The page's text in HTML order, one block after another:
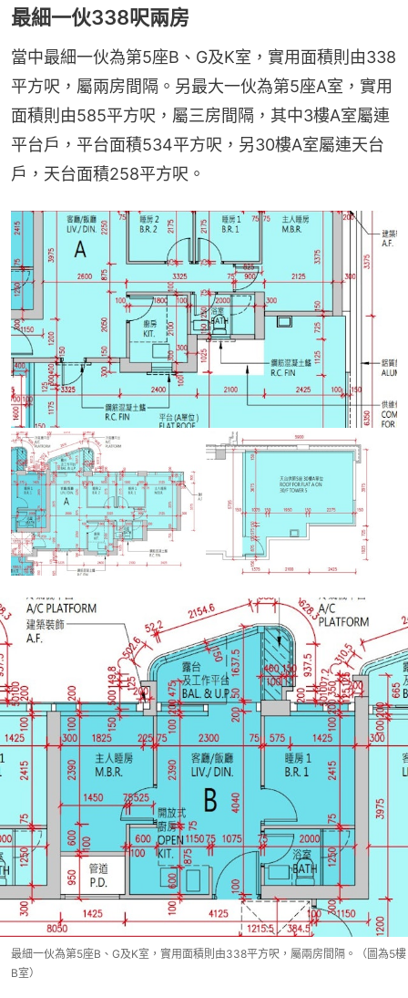
最細一伙338呎兩房
當中最細一伙為第5座B、G及K室，實用面積則由338
平方呎，屬兩房間隔。另最大一伙為第5座A室，實用
面積則由585平方呎，屬三房間隔，其中3樓A室屬連
平台戶，平台面積534平方呎，另30樓A室屬連天台
戶，天台面積258平方呎。
最細一伙為第5座B、G及K室，實用面積則由338平方呎，屬兩房間隔。（圖為5樓
B室）